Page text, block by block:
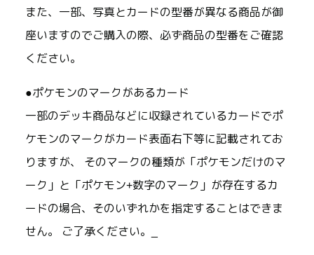
また、一部、写真とカードの型番が異なる商品が御
座いますのでご購入の際、必ず商品の型番をご確認
ください。
●ポケモンのマークがあるカード
一部のデッキ商品などに収録されているカードでポ
ケモンのマークがカード表面右下等に記載されてお
りますが、 そのマークの種類が「ポケモンだけのマ
ーク」と「ポケモン+数字のマーク」が存在するカ
ードの場合、そのいずれかを指定することはできま
せん。 ご了承ください。_